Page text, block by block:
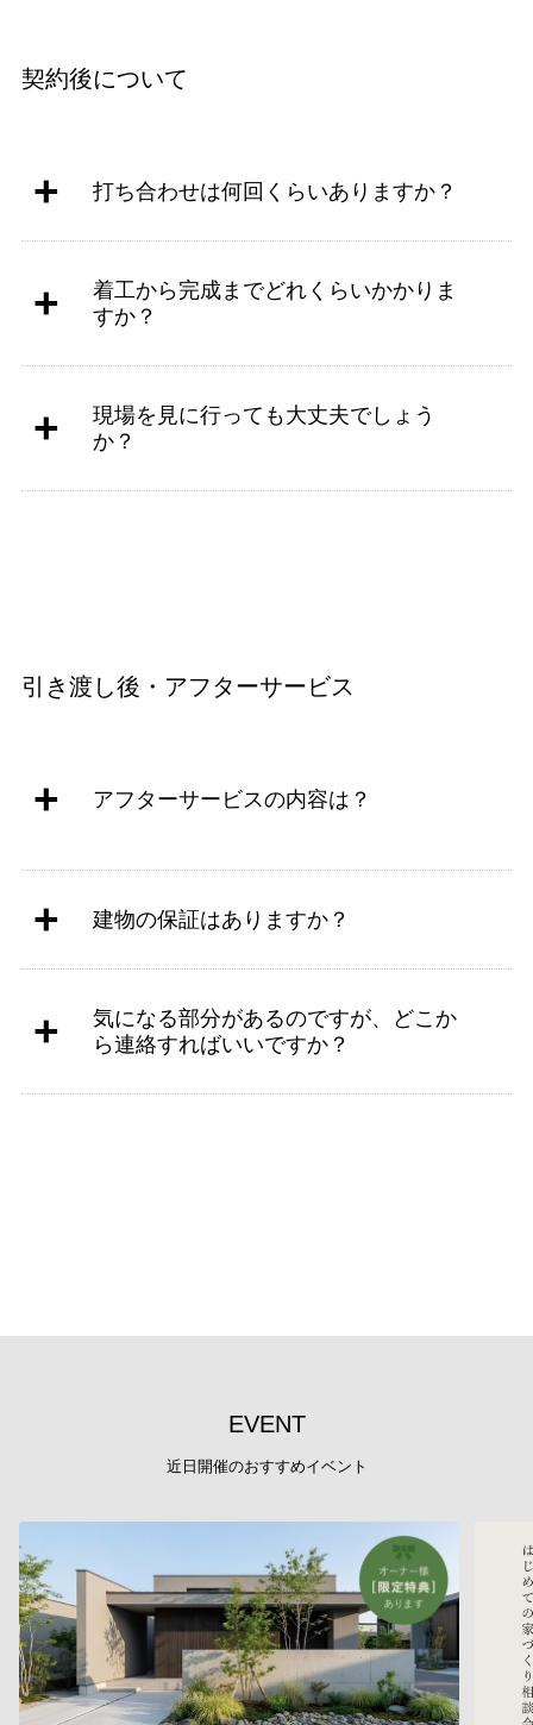
契約後について
打ち合わせは何回くらいありますか？
着工から完成までどれくらいかかりま
すか？
現場を見に行っても大丈夫でしょう
か？
引き渡し後・アフターサービス
アフターサービスの内容は？
建物の保証はありますか？
気になる部分があるのですが、どこか
ら連絡すればいいですか？
EVENT
近日開催のおすすめイベント